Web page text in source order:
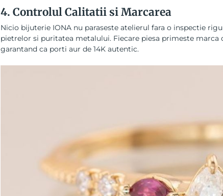
4. Controlul Calitatii si Marcarea
Nicio bijuterie IONA nu paraseste atelierul fara o inspectie
pietrelor si puritatea metalului. Fiecare piesa primeste
garantand ca porti aur de 14K autentic.